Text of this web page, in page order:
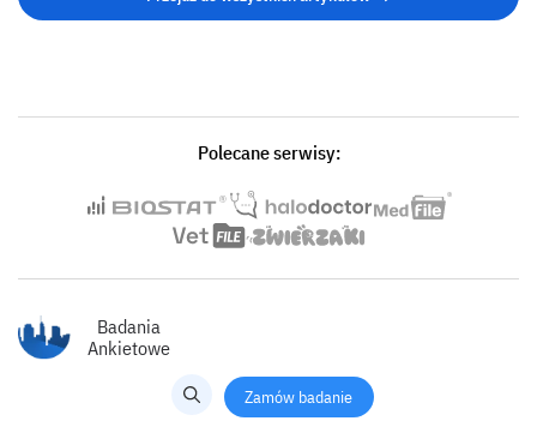
Polecane serwisy:
Badania
Ankietowe
Zamów badanie